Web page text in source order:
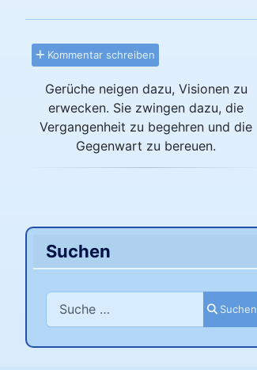
Kommentar schreiben
Gerüche neigen dazu, Visionen zu
erwecken. Sie zwingen dazu, die
Vergangenheit zu begehren und die
Gegenwart zu bereuen.
Suchen
Suchen
Suchen